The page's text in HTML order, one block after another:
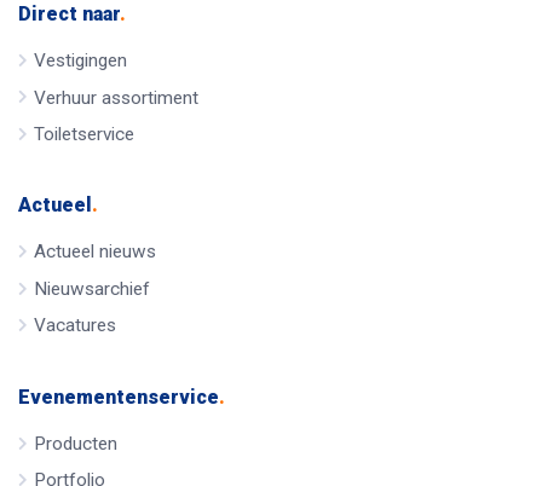
Direct naar.
Vestigingen
Verhuur assortiment
Toiletservice
Actueel .
Actueel nieuws
Nieuwsarchief
Vacatures
Evenementenservice.
Producten
Portfolio